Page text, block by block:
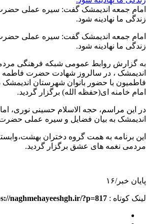
امام جمعه اندیمشک گفت: سیره عملی
زندگی ما نهادینه شود.
امام جمعه اندیمشک گفت: سیره عملی
زندگی ما نهادینه شود.
به گزارش روابط عمومی شبکه فرهنگی
اندیمشک ، در سالروز شهادت حضرت
فاطمیون با حضور بانوان شهرستان اندیمشک
امام خامنه ای(حفظه الله) برگزار گردید.
در این مراسم، حجه الاسلام حسینی نوری،
اندیمشک به بیان فضایل و سیره عملی
این برنامه به همت گروه دختران
مردمی نغمه های عشق برگزار گردید.
پایان خبر/۱۶
لینک کوتاه : naghmehayeeshgh.ir/?p=817